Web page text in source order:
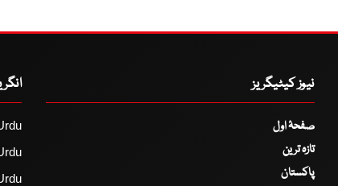
نیوز کیٹیگریز
صفحۂ اول
تازہ ترین
پاکستان